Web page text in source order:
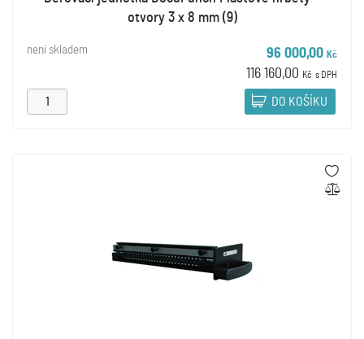
otvory 3 x 8 mm (9)
není skladem 96 000,00 Kč
116 160,00 Kč s DPH
DO KOŠÍKU